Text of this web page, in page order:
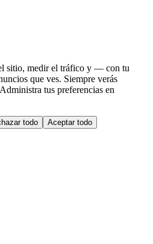
sitio, medir el tráfico y — con tu
que ves. Siempre verás
tus preferencias en
todo Aceptar todo